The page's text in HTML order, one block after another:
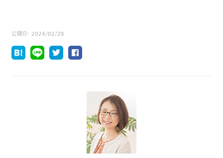
公開日： 2024/02/28